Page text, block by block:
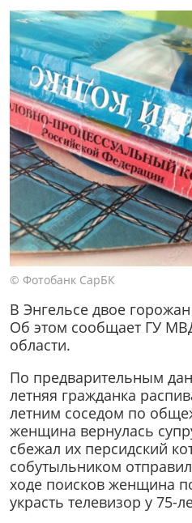
© Фотобанк СарБК
В Энгельсе двое
Об этом сообщает ГУ
области.
По предварительным
летняя гражданка
летним соседом по
женщина вернулась
сбежал их персидский
собутыльником
ходе поисков женщина
украсть телевизор у 75-